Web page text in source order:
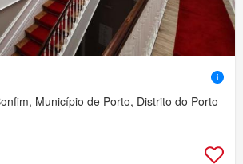
Município de Porto, Distrito do Porto